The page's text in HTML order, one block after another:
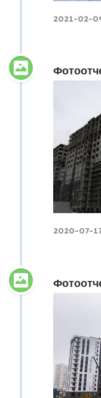
2021-02-
2020-07-